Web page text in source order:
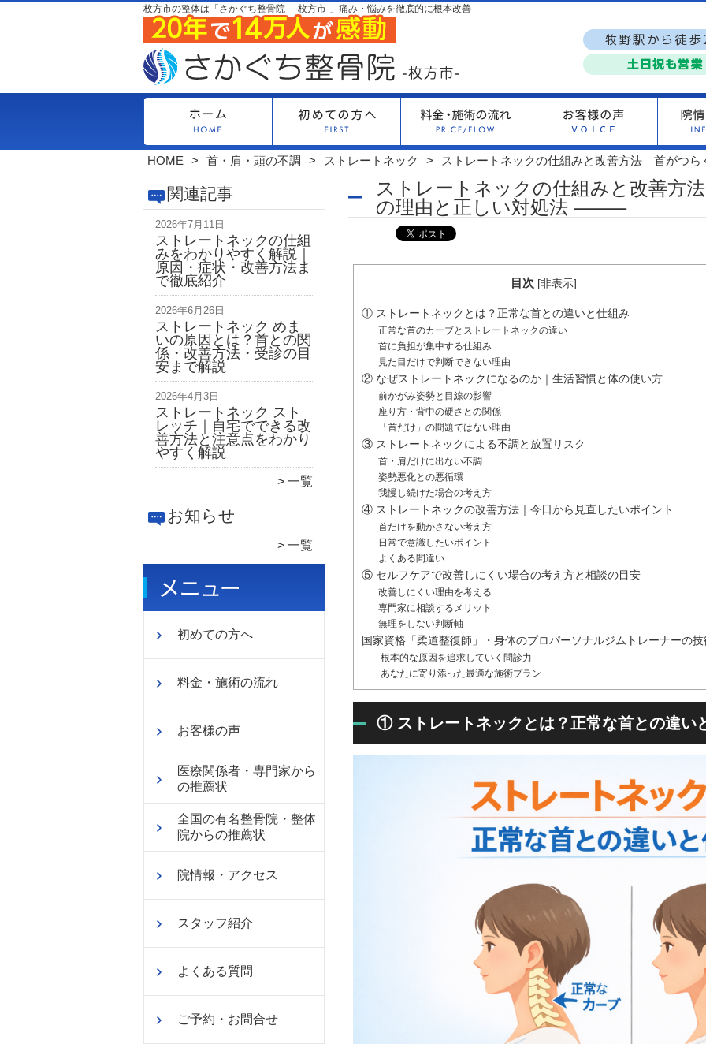
枚方市の整体は「さかぐち整骨院 -枚方市-」痛み・悩みを徹底的に根本改善
HOME 首・肩・頭の不調 ストレートネック ストレートネックの仕組みと改善方法｜首が
関連記事
2026年7月11日
ストレートネックの仕組
みをわかりやすく解説｜
原因・症状・改善方法ま
で徹底紹介
2026年6月26日
ストレートネック めま
いの原因とは？首との関
係・改善方法・受診の目
安まで解説
2026年4月3日
ストレートネック スト
レッチ｜自宅でできる改
善方法と注意点をわかり
やすく解説
一覧
お知らせ
一覧
初めての方へ
料金・施術の流れ
お客様の声
医療関係者・専門家から
の推薦状
全国の有名整骨院・整体
院からの推薦状
院情報・アクセス
スタッフ紹介
よくある質問
ご予約・お問合せ
ストレートネックの仕組みと改善方
の理由と正しい対処法 ⸻
目次 [非表示]
① ストレートネックとは？正常な首との違いと仕組み
正常な首のカーブとストレートネックの違い
首に負担が集中する仕組み
見た目だけで判断できない理由
② なぜストレートネックになるのか｜生活習慣と体の使い方
前かがみ姿勢と目線の影響
座り方・背中の硬さとの関係
「首だけ」の問題ではない理由
③ ストレートネックによる不調と放置リスク
首・肩だけに出ない不調
姿勢悪化との悪循環
我慢し続けた場合の考え方
④ ストレートネックの改善方法｜今日から見直したいポイント
首だけを動かさない考え方
日常で意識したいポイント
よくある間違い
⑤ セルフケアで改善しにくい場合の考え方と相談の目安
改善しにくい理由を考える
専門家に相談するメリット
無理をしない判断軸
国家資格「柔道整復師」・身体のプロパーソナルジムトレーナーの技
根本的な原因を追求していく問診力
あなたに寄り添った最適な施術プラン
① ストレートネックとは？正常な首との違い